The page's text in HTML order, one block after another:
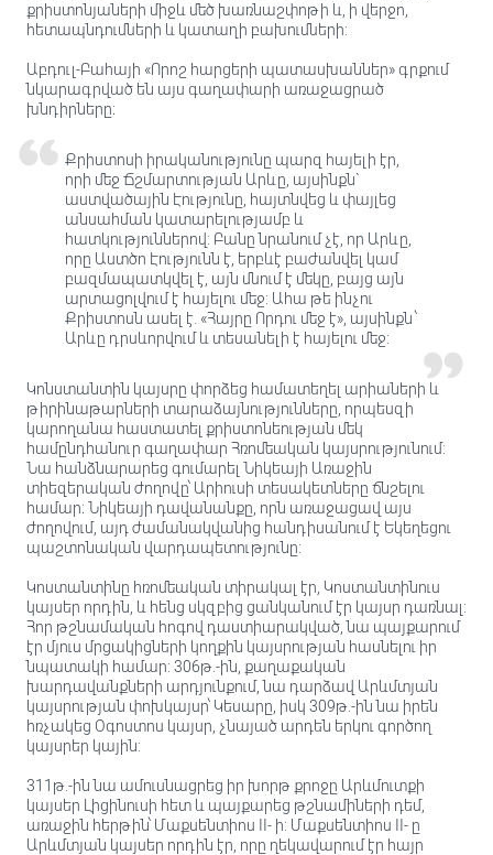
քրիստոնյաների միջև մեծ խառնաշփոթի և, ի վերջո,
հետապնդումների և կատաղի բախումների:
Աբդուլ-Բահայի «Որոշ հարցերի պատասխաններ» գրքում
նկարագրված են այս գաղափարի առաջացրած
խնդիրները։
Քրիստոսի իրականությունը պարզ հայելի էր,
որի մեջ Ճշմարտության Արևը, այսինքն`
աստվածային Էությունը, հայտնվեց և փայլեց
անսահման կատարելությամբ և
հատկություններով: Բանը նրանում չէ, որ Արևը,
որը Աստծո Էությունն է, երբևէ բաժանվել կամ
բազմապատկվել է, այն մնում է մեկը, բայց այն
արտացոլվում է հայելու մեջ: Ահա թե ինչու
Քրիստոսն ասել է. «Հայրը Որդու մեջ է», այսինքն ՝
Արևը դրսևորվում և տեսանելի է հայելու մեջ:
Կոնստանտին կայսրը փորձեց համատեղել արիաների և
թիրինաթարների տարաձայնությունները, որպեսզի
կարողանա հաստատել քրիստոնեության մեկ
համընդհանուր գաղափար Հռոմեական կայսրությունում:
Նա հանձնարարեց գումարել Նիկեայի Առաջին
տիեզերական ժողովը՝ Արիուսի տեսակետները ճնշելու
համար։ Նիկեայի դավանանքը, որն առաջացավ այս
ժողովում, այդ ժամանակվանից հանդիսանում է Եկեղեցու
պաշտոնական վարդապետությունը:
Կոստանտինը հռոմեական տիրակալ էր, Կոստանտինուս
կայսեր որդին, և հենց սկզբից ցանկանում էր կայսր դառնալ:
Հոր թշնամական հոգով դաստիարակված, նա պայքարում
էր մյուս մրցակիցների կողքին կայսրության հասնելու իր
նպատակի համար: 306թ.-ին, քաղաքական
խարդավանքների արդյունքում, նա դարձավ Արևմտյան
կայսրության փոխկայսր՝ Կեսարը, իսկ 309թ.-ին նա իրեն
հռչակեց Օգոստոս կայսր, չնայած արդեն երկու գործող
կայսրեր կային:
311թ.-ին նա ամուսնացրեց իր խորթ քրոջը Արևմուտքի
կայսեր Լիցինուսի հետ և պայքարեց թշնամիների դեմ,
առաջին հերթին՝ Մաքսենտիոս II- ի: Մաքսենտիոս II- ը
Արևմտյան կայսեր որդին էր, որը ղեկավարում էր հայր